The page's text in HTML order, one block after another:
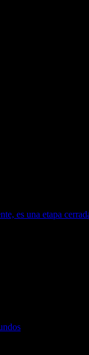
es una etapa